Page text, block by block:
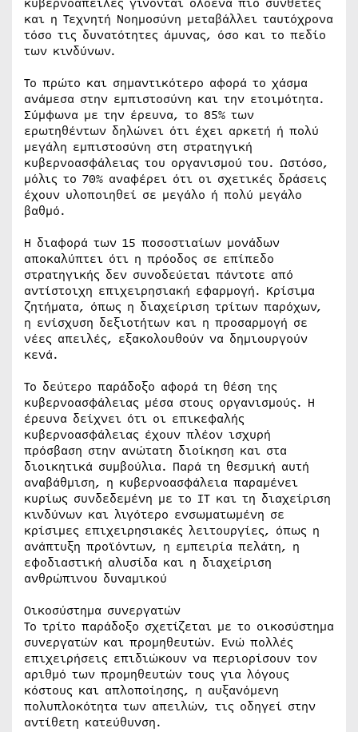
και η Τεχνητή Νοημοσύνη μεταβάλλει ταυτόχρονα
τόσο τις δυνατότητες άμυνας, όσο και το πεδίο
των κινδύνων.
Το πρώτο και σημαντικότερο αφορά το χάσμα
ανάμεσα στην εμπιστοσύνη και την ετοιμότητα.
Σύμφωνα με την έρευνα, το 85% των
ερωτηθέντων δηλώνει ότι έχει αρκετή ή πολύ
μεγάλη εμπιστοσύνη στη στρατηγική
κυβερνοασφάλειας του οργανισμού του. Ωστόσο,
μόλις το 70% αναφέρει ότι οι σχετικές δράσεις
έχουν υλοποιηθεί σε μεγάλο ή πολύ μεγάλο
βαθμό.
Η διαφορά των 15 ποσοστιαίων μονάδων
αποκαλύπτει ότι η πρόοδος σε επίπεδο
στρατηγικής δεν συνοδεύεται πάντοτε από
αντίστοιχη επιχειρησιακή εφαρμογή. Κρίσιμα
ζητήματα, όπως η διαχείριση τρίτων παρόχων,
η ενίσχυση δεξιοτήτων και η προσαρμογή σε
νέες απειλές, εξακολουθούν να δημιουργούν
κενά.
Το δεύτερο παράδοξο αφορά τη θέση της
κυβερνοασφάλειας μέσα στους οργανισμούς. Η
έρευνα δείχνει ότι οι επικεφαλής
κυβερνοασφάλειας έχουν πλέον ισχυρή
πρόσβαση στην ανώτατη διοίκηση και στα
διοικητικά συμβούλια. Παρά τη θεσμική αυτή
αναβάθμιση, η κυβερνοασφάλεια παραμένει
κυρίως συνδεδεμένη με το ΙΤ και τη διαχείριση
κινδύνων και λιγότερο ενσωματωμένη σε
κρίσιμες επιχειρησιακές λειτουργίες, όπως η
ανάπτυξη προϊόντων, η εμπειρία πελάτη, η
εφοδιαστική αλυσίδα και η διαχείριση
ανθρώπινου δυναμικού
Οικοσύστημα συνεργατών
Το τρίτο παράδοξο σχετίζεται με το οικοσύστημα
συνεργατών και προμηθευτών. Ενώ πολλές
επιχειρήσεις επιδιώκουν να περιορίσουν τον
αριθμό των προμηθευτών τους για λόγους
κόστους και απλοποίησης, η αυξανόμενη
πολυπλοκότητα των απειλών, τις οδηγεί στην
αντίθετη κατεύθυνση.